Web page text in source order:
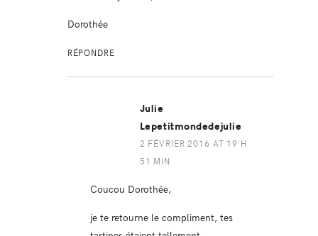
Dorothée
RÉPONDRE
Julie
Lepetitmondedejulie
2 FÉVRIER 2016 AT 19 H
51 MIN
Coucou Dorothée,
je te retourne le compliment, tes